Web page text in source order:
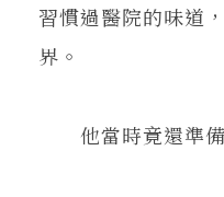
習慣過醫院的味道
界。
他當時竟還準備